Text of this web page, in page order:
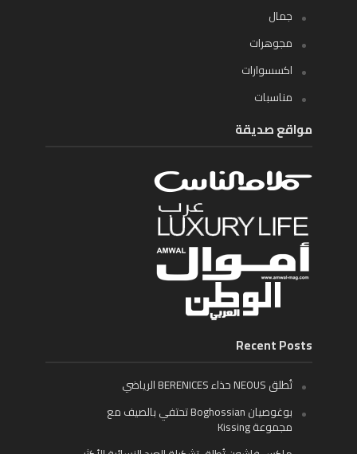
جمال
مجوهرات
اكسسوارات
مناسبات
مواقع صديقة
Recent Posts
تُطلق NEOUS حذاء BERENICES الرياضي
بوغوصيان Boghossian تحتفي بالصيف مع
مجموعة Kissing